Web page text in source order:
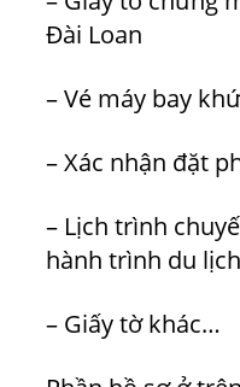
Đài Loan
– Vé máy bay
– Xác nhận đặt
– Lịch trình
hành trình du lịch
– Giấy tờ khác…